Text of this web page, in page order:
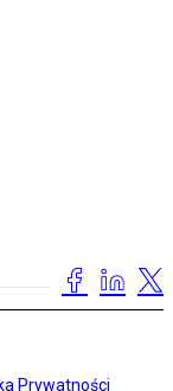
Prywatności